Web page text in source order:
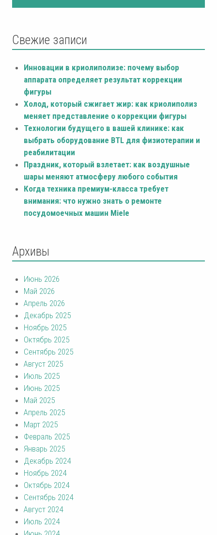
Свежие записи
Инновации в криолиполизе: почему выбор
аппарата определяет результат коррекции
фигуры
Холод, который сжигает жир: как криолиполиз
меняет представление о коррекции фигуры
Технологии будущего в вашей клинике: как
выбрать оборудование BTL для физиотерапии и
реабилитации
Праздник, который взлетает: как воздушные
шары меняют атмосферу любого события
Когда техника премиум-класса требует
внимания: что нужно знать о ремонте
посудомоечных машин Miele
Архивы
Июнь 2026
Май 2026
Апрель 2026
Декабрь 2025
Ноябрь 2025
Октябрь 2025
Сентябрь 2025
Август 2025
Июль 2025
Июнь 2025
Май 2025
Апрель 2025
Март 2025
Февраль 2025
Январь 2025
Декабрь 2024
Ноябрь 2024
Октябрь 2024
Сентябрь 2024
Август 2024
Июль 2024